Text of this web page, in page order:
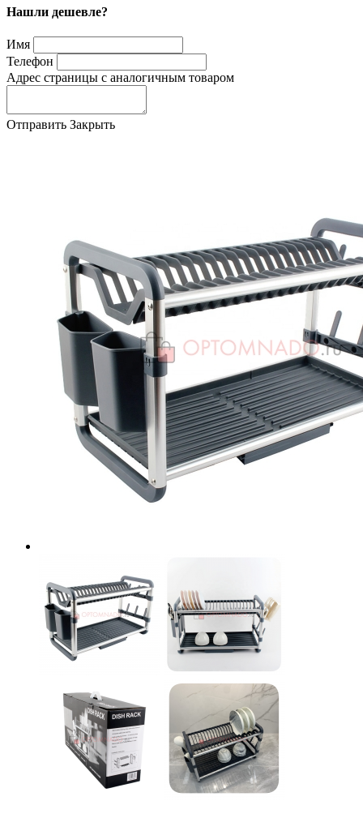
Нашли дешевле?
Имя
Телефон
Адрес страницы с аналогичным товаром
Отправить Закрыть